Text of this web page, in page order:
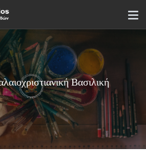
Βασιλική